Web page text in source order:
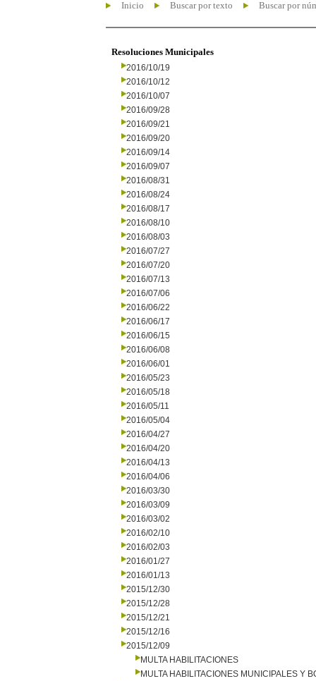
Inicio Buscar por texto Buscar por
Resoluciones Municipales
2016/10/19
2016/10/12
2016/10/07
2016/09/28
2016/09/21
2016/09/20
2016/09/14
2016/09/07
2016/08/31
2016/08/24
2016/08/17
2016/08/10
2016/08/03
2016/07/27
2016/07/20
2016/07/13
2016/07/06
2016/06/22
2016/06/17
2016/06/15
2016/06/08
2016/06/01
2016/05/23
2016/05/18
2016/05/11
2016/05/04
2016/04/27
2016/04/20
2016/04/13
2016/04/06
2016/03/30
2016/03/09
2016/03/02
2016/02/10
2016/02/03
2016/01/27
2016/01/13
2015/12/30
2015/12/28
2015/12/21
2015/12/16
2015/12/09
MULTA HABILITACIONES
MULTA HABILITACIONES MUNICIPALES Y